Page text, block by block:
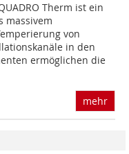
Therm ist ein
massivem
von
in den
ermöglichen die
mehr